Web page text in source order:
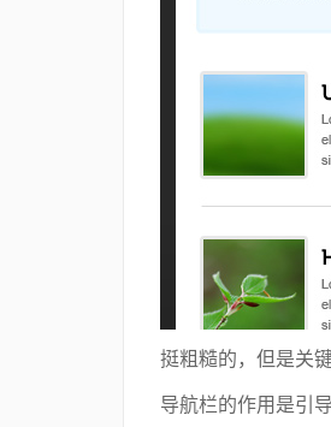
挺粗糙的，但是关
导航栏的作用是引